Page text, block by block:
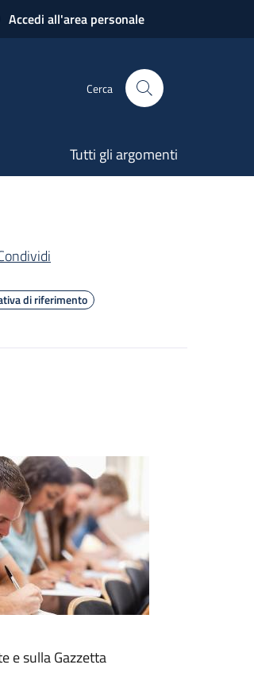
Accedi all'area personale
Cerca
Tutti gli argomenti
di riferimento
e sulla Gazzetta